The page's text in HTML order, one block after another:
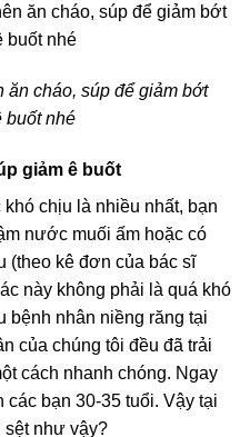
ăn cháo, súp để giảm bớt
buốt nhé
giảm ê buốt
chịu là nhiều nhất, bạn
nước muối ấm hoặc có
(theo kê đơn của bác sĩ
này không phải là quá khó
bệnh nhân niềng răng tại
của chúng tôi đều đã trải
cách nhanh chóng. Ngay
các bạn 30-35 tuổi. Vậy tại
sệt như vậy?